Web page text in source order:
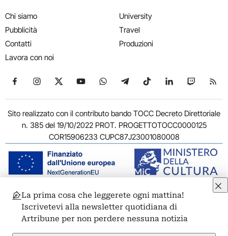
Chi siamo
Pubblicità
Contatti
Lavora con noi
University
Travel
Produzioni
Seguici su Facebook
Seguici su Instagram
Seguici su X
Seguici su YouTube
Seguici su WhatsApp
Seguici su Telegram
Seguici su TikTok
Seguici su
Seguici
Sito realizzato con il contributo bando TOCC Decreto Direttoriale
n. 385 del 19/10/2022 PROT. PROGETTOTOCC0000125
COR15906233 CUPC87J23001080008
© 2011-2026 ARTRIBUNE srl – Corso Vittorio Emanuele II, 287 –
00186 Roma - P.I. 11381581005
Privacy: Responsabile della protezione dei dati personali
ARTRIBUNE srl – Corso Vittorio Emanuele II, 287 – 00186 Roma
La prima cosa che leggerete ogni mattina!
Iscrivetevi alla newsletter quotidiana di
Artribune per non perdere nessuna notizia